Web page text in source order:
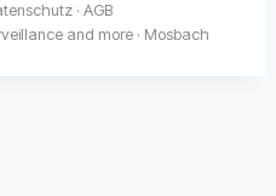
· AGB
and more · Mosbach